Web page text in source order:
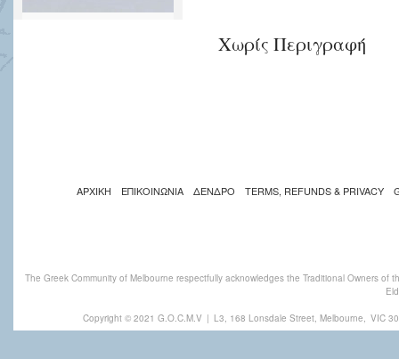
Χωρίς Περιγραφή
ΑΡΧΙΚΗ ΕΠΙΚΟΙΝΩΝΙΑ ΔΕΝΔΡΟ TERMS, REFUNDS & PRIVACY
The Greek Community of Melbourne respectfully acknowledges the Traditional Owners
Copyright © 2021 G.O.C.M.V | L3, 168 Lonsdale Street, Melbourne, VIC